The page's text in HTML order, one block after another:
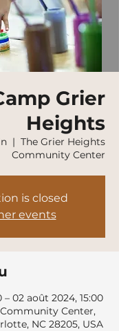
Grier
Heights
  |
The Grier Heights
Community Center
is closed
events
02 août 2024, 15:00
Center,
NC 28205, USA